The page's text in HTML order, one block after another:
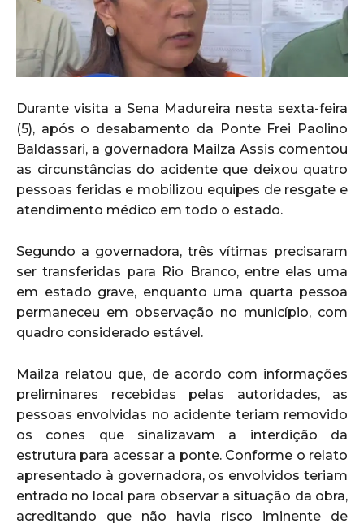
Durante visita a Sena Madureira nesta sexta-feira
(5), após o desabamento da Ponte Frei Paolino
Baldassari, a governadora Mailza Assis comentou
as circunstâncias do acidente que deixou quatro
pessoas feridas e mobilizou equipes de resgate e
atendimento médico em todo o estado.
Segundo a governadora, três vítimas precisaram
ser transferidas para Rio Branco, entre elas uma
em estado grave, enquanto uma quarta pessoa
permaneceu em observação no município, com
quadro considerado estável.
Mailza relatou que, de acordo com informações
preliminares recebidas pelas autoridades, as
pessoas envolvidas no acidente teriam removido
os cones que sinalizavam a interdição da
estrutura para acessar a ponte. Conforme o relato
apresentado à governadora, os envolvidos teriam
entrado no local para observar a situação da obra,
acreditando que não havia risco iminente de